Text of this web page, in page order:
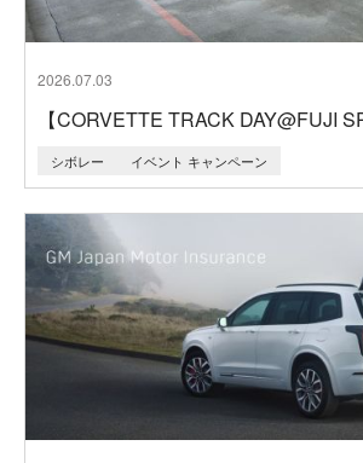
2026.07.03
【CORVETTE TRACK DAY@FUJI
シボレー イベント キャンペーン